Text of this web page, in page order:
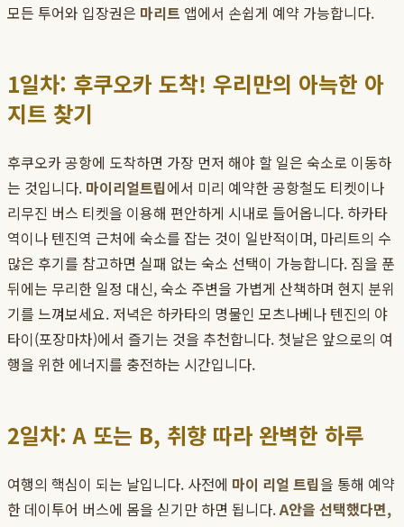
모든 투어와 입장권은 마리트 앱에서 손쉽게 예약 가능합니다.
1일차: 후쿠오카 도착! 우리만의 아늑한 아
지트 찾기
후쿠오카 공항에 도착하면 가장 먼저 해야 할 일은 숙소로 이동하
는 것입니다. 마이리얼트립에서 미리 예약한 공항철도 티켓이나
리무진 버스 티켓을 이용해 편안하게 시내로 들어옵니다. 하카타
역이나 텐진역 근처에 숙소를 잡는 것이 일반적이며, 마리트의 수
많은 후기를 참고하면 실패 없는 숙소 선택이 가능합니다. 짐을 푼
뒤에는 무리한 일정 대신, 숙소 주변을 가볍게 산책하며 현지 분위
기를 느껴보세요. 저녁은 하카타의 명물인 모츠나베나 텐진의 야
타이(포장마차)에서 즐기는 것을 추천합니다. 첫날은 앞으로의 여
행을 위한 에너지를 충전하는 시간입니다.
2일차: A 또는 B, 취향 따라 완벽한 하루
여행의 핵심이 되는 날입니다. 사전에 마이 리얼 트립을 통해 예약
한 데이투어 버스에 몸을 싣기만 하면 됩니다.A안을 선택했다면,